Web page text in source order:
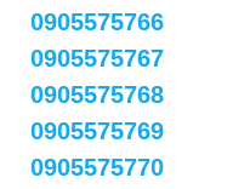
0905575766
0905575767
0905575768
0905575769
0905575770